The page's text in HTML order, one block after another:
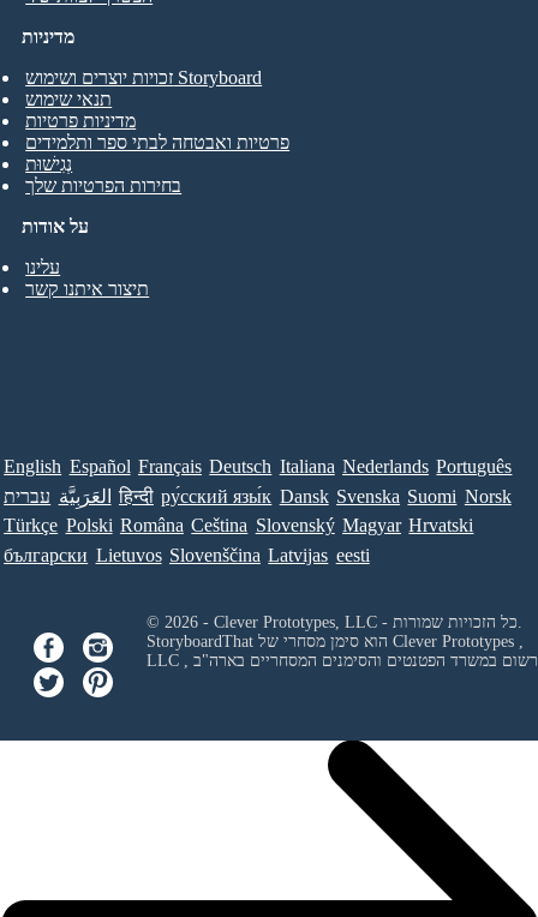
על אודות
עלינו
תיצור איתנו קשר
מדיניות
זכויות יוצרים ושימוש Storyboard
תנאי שימוש
מדיניות פרטיות
פרטיות ואבטחה לבתי ספר ותלמידים
נְגִישׁוּת
בחירות הפרטיות שלך
English Español Français Deutsch Italiana Nederlands Português
עברית العَرَبِيَّة हिन्दी ру́сский язы́к Dansk Svenska Suomi Norsk
Türkçe Polski Româna Ceština Slovenský Magyar Hrvatski
български Lietuvos Slovenščina Latvijas eesti
Clever Prototypes ,
LLC
ורשום במשרד הפטנטים והסימנים המסחריים בארה"ב